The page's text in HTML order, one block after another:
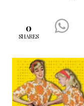
0
SHARES